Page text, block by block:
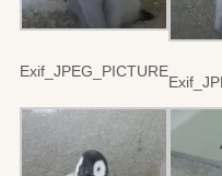
Exif_JPEG_PICTURE